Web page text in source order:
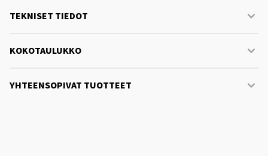
TEKNISET TIEDOT
KOKOTAULUKKO
YHTEENSOPIVAT TUOTTEET